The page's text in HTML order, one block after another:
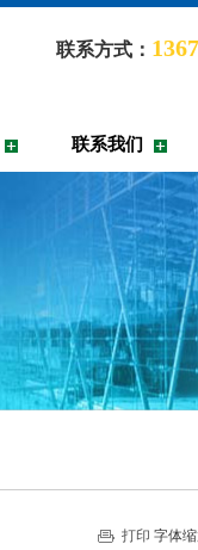
联系方式：
联系我们
打印 字体